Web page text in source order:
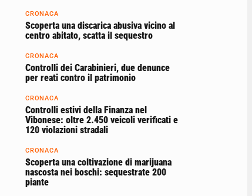
CRONACA
Scoperta una discarica abusiva vicino al
centro abitato, scatta il sequestro
CRONACA
Controlli dei Carabinieri, due denunce
per reati contro il patrimonio
CRONACA
Controlli estivi della Finanza nel
Vibonese: oltre 2.450 veicoli verificati e
120 violazioni stradali
CRONACA
Scoperta una coltivazione di marijuana
nascosta nei boschi: sequestrate 200
piante